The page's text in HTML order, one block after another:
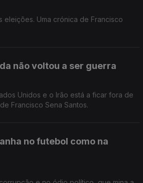
eleições. Uma crónica de Francisco
não voltou a ser guerra
Unidos e o Irão está a ficar fora de
Francisco Sena Santos.
no futebol como na